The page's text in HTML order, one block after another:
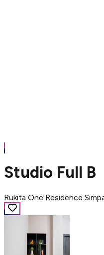
Studio Full B
Rukita One Residence